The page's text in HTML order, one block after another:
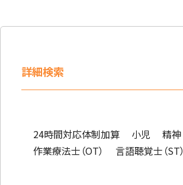
詳細検索
24時間対応体制加算 小児 精神
作業療法士（OT）
言語聴覚士（ST）